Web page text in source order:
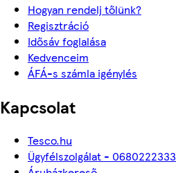
Hogyan rendelj tőlünk?
Regisztráció
Idősáv foglalása
Kedvenceim
ÁFÁ-s számla igénylés
Kapcsolat
Tesco.hu
Ügyfélszolgálat - 0680222333